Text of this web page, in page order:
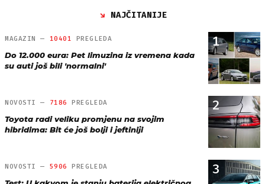
NAJČITANIJE
1
MAGAZIN — 10401 PREGLEDA
Do 12.000 eura: Pet limuzina iz vremena kada
su auti još bili 'normalni'
2
NOVOSTI — 7186 PREGLEDA
Toyota radi veliku promjenu na svojim
hibridima: Bit će još bolji i jeftiniji
3
NOVOSTI — 5906 PREGLEDA